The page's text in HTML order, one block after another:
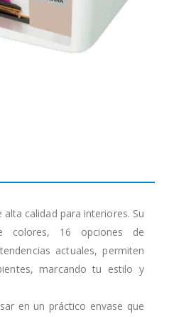
calidad para interiores. Su
colores, 16 opciones de
actuales, permiten
marcando tu estilo y
en un práctico envase que